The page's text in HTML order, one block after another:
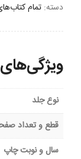
دسته: تمام
نوع جلد
قطع و تعداد
سال و نوبت چاپ